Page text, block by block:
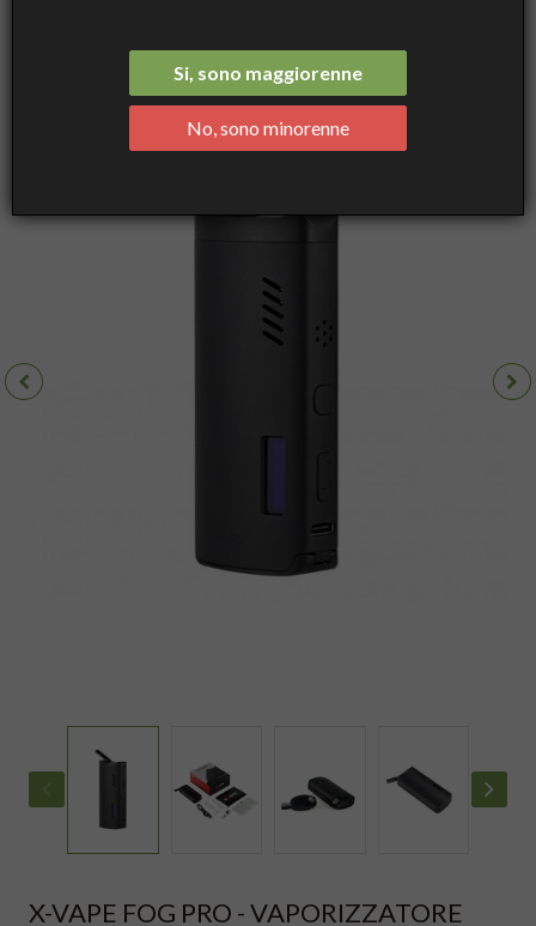
X-VAPE FOG PRO - VAPORIZZATORE
Si, sono maggiorenne
No, sono minorenne